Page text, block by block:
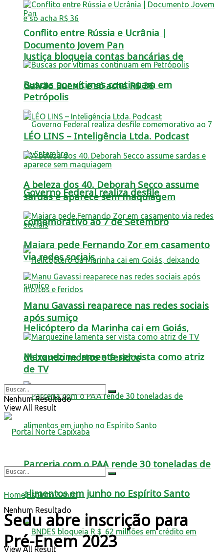
Justiça bloqueia contas bancárias de
Galvão Bueno e só acha R$ 36
Governo Federal realiza desfile
comemorativo ao 7 de Setembro
Helicóptero da Marinha cai em Goiás,
deixando mortos e feridos
Parceria com o PAA rende 30 toneladas de
alimentos em junho no Espírito Santo
Conflito entre Rússia e Ucrânia |
Documento Jovem Pan
Buscas por vítimas continuam em
Petrópolis
LÉO LINS – Inteligência Ltda. Podcast
A beleza dos 40. Deborah Secco assume
sardas e aparece sem maquiagem
Maiara pede Fernando Zor em casamento
via redes sociais
Manu Gavassi reaparece nas redes sociais
após sumiço
Marquezine lamenta ser vista como atriz
de TV
Nenhum Resultado
View All Result
Nenhum Resultado
View All Result
Home Espírito Santo
Sedu abre inscrição para
Pré-Enem 2023